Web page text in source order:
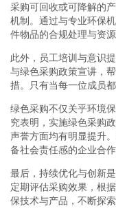
采购可回收或可降解的
机制。通过与专业环保
件物品的合规处理与资源
此外，员工培训与意识
与绿色采购政策宣讲，
措。只有当每一位成员
绿色采购不仅关乎环境
究表明，实施绿色采购
声誉方面均有明显提升
备社会责任感的企业合作
最后，持续优化与创新
定期评估采购效果，根
保技术与产品，不断探